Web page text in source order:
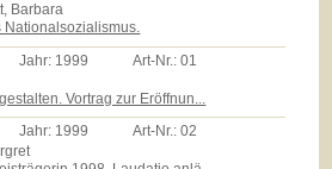
Barbara
Nationalsozialismus.
Jahr: 1999 Art-Nr.:01
Vortrag zur Eröffnun...
Jahr: 1999 Art-Nr.:02